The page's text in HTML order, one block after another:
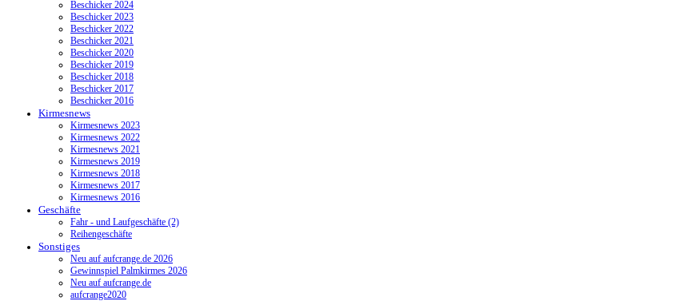
Beschicker 2024
Beschicker 2023
Beschicker 2022
Beschicker 2021
Beschicker 2020
Beschicker 2019
Beschicker 2018
Beschicker 2017
Beschicker 2016
Kirmesnews
Kirmesnews 2023
Kirmesnews 2022
Kirmesnews 2021
Kirmesnews 2019
Kirmesnews 2018
Kirmesnews 2017
Kirmesnews 2016
Geschäfte
Fahr - und Laufgeschäfte (2)
Reihengeschäfte
Sonstiges
Neu auf aufcrange.de 2026
Gewinnspiel Palmkirmes 2026
Neu auf aufcrange.de
aufcrange2020